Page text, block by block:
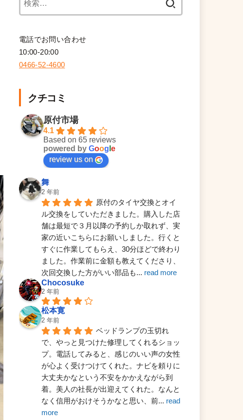
電話でお問い合わせ
10:00-20:00
0466-52-4600
クチコミ
原付市場
4.1
Based on 65 reviews
powered by Goog e
review us on
舞
2 年前
原付のタイヤ交換とオイ
ル交換をしていただきました。購入した店
舗は最短で３月以降の予約しか取れず、実
家の近いこちらにお願いしました。行くと
すぐに作業してもらえ、30分ほどで終わり
ました。作業前に金額も教えてくださり、
次回交換した方がいい部品も... read more
Chocosuke
2 年前
松本寛
2 年前
ベッドランプの玉切れ
で、やっと見つけた修理してくれるショッ
プ。電話してみると、感じのいい声の女性
が心よく受けつけてくれた。ナビを頼りに
大丈夫かなという不安をかかえながら到
着。美人の社長が出迎えてくれた。なんと
なく信用がおけそうかなと思い、前... read
more